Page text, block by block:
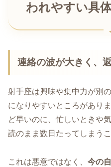
われやすい具
連絡の波が大きく、
射手座は興味や集中力が別
になりやすいところがあり
ど早いのに、忙しいときや
読のまま数日たってしまう
これは悪意ではなく、 今の